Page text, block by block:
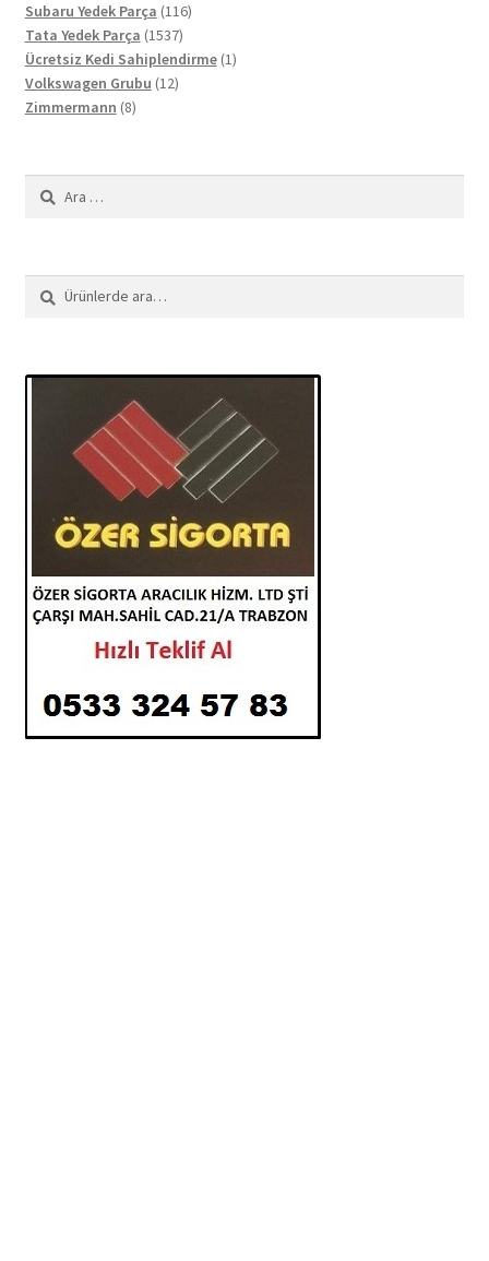
ürün
Subaru Yedek Parça 116116
Tata Yedek Parça 15371537
ürün
Ücretsiz Kedi Sahiplendirme 11
Volkswagen Grubu 1212
Zimmermann 88
Arama:
Ara:
Ara